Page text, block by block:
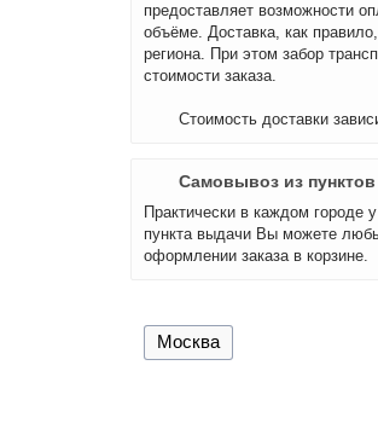
предоставляет возможности
объёме. Доставка, как
региона. При этом забор
стоимости заказа.
Стоимость доставки
Самовывоз из
Практически в каждом городе
пункта выдачи Вы можете
оформлении заказа в корзине.
Москва